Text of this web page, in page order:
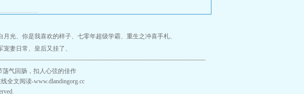
月光、 你是我喜欢的样子、 七零年超级学霸、 重生之冲喜手札、
宠妻日常、 皇后又挂了 、
荡气回肠，扣人心弦的佳作
全文阅读-www.dlandingorg.cc